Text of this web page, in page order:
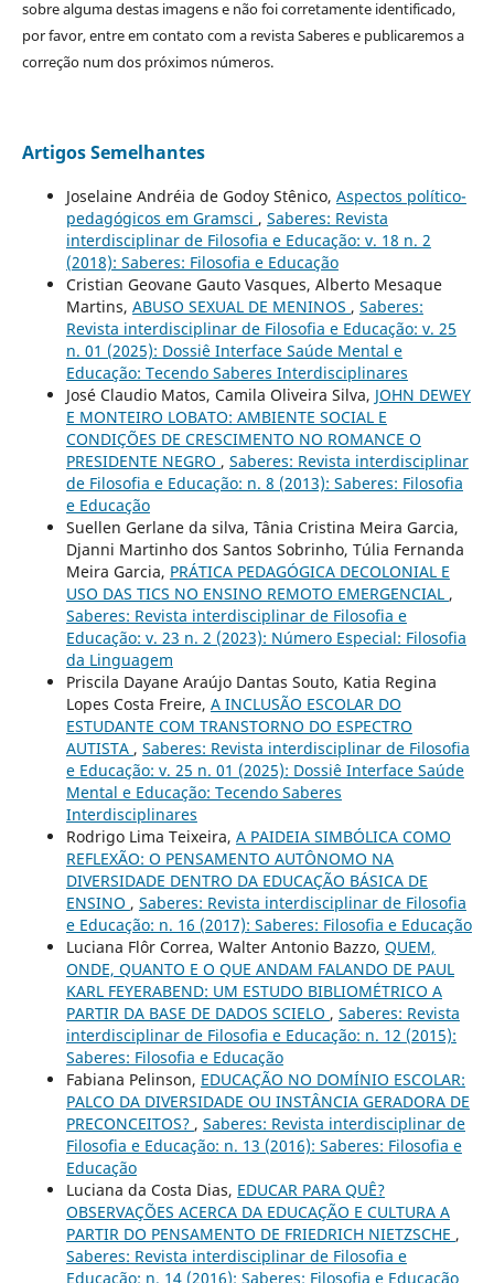
sobre alguma destas imagens e não foi corretamente identificado,
por favor, entre em contato com a revista Saberes e publicaremos a
correção num dos próximos números.
Artigos Semelhantes
Joselaine Andréia de Godoy Stênico, Aspectos político-
pedagógicos em Gramsci , Saberes: Revista
interdisciplinar de Filosofia e Educação: v. 18 n. 2
(2018): Saberes: Filosofia e Educação
Cristian Geovane Gauto Vasques, Alberto Mesaque
Martins, ABUSO SEXUAL DE MENINOS , Saberes:
Revista interdisciplinar de Filosofia e Educação: v. 25
n. 01 (2025): Dossiê Interface Saúde Mental e
Educação: Tecendo Saberes Interdisciplinares
José Claudio Matos, Camila Oliveira Silva, JOHN DEWEY
E MONTEIRO LOBATO: AMBIENTE SOCIAL E
CONDIÇÕES DE CRESCIMENTO NO ROMANCE O
PRESIDENTE NEGRO , Saberes: Revista interdisciplinar
de Filosofia e Educação: n. 8 (2013): Saberes: Filosofia
e Educação
Suellen Gerlane da silva, Tânia Cristina Meira Garcia,
Djanni Martinho dos Santos Sobrinho, Túlia Fernanda
Meira Garcia, PRÁTICA PEDAGÓGICA DECOLONIAL E
USO DAS TICS NO ENSINO REMOTO EMERGENCIAL ,
Saberes: Revista interdisciplinar de Filosofia e
Educação: v. 23 n. 2 (2023): Número Especial: Filosofia
da Linguagem
Priscila Dayane Araújo Dantas Souto, Katia Regina
Lopes Costa Freire, A INCLUSÃO ESCOLAR DO
ESTUDANTE COM TRANSTORNO DO ESPECTRO
AUTISTA , Saberes: Revista interdisciplinar de Filosofia
e Educação: v. 25 n. 01 (2025): Dossiê Interface Saúde
Mental e Educação: Tecendo Saberes
Interdisciplinares
Rodrigo Lima Teixeira, A PAIDEIA SIMBÓLICA COMO
REFLEXÃO: O PENSAMENTO AUTÔNOMO NA
DIVERSIDADE DENTRO DA EDUCAÇÃO BÁSICA DE
ENSINO , Saberes: Revista interdisciplinar de Filosofia
e Educação: n. 16 (2017): Saberes: Filosofia e Educação
Luciana Flôr Correa, Walter Antonio Bazzo, QUEM,
ONDE, QUANTO E O QUE ANDAM FALANDO DE PAUL
KARL FEYERABEND: UM ESTUDO BIBLIOMÉTRICO A
PARTIR DA BASE DE DADOS SCIELO , Saberes: Revista
interdisciplinar de Filosofia e Educação: n. 12 (2015):
Saberes: Filosofia e Educação
Fabiana Pelinson, EDUCAÇÃO NO DOMÍNIO ESCOLAR:
PALCO DA DIVERSIDADE OU INSTÂNCIA GERADORA DE
PRECONCEITOS? , Saberes: Revista interdisciplinar de
Filosofia e Educação: n. 13 (2016): Saberes: Filosofia e
Educação
Luciana da Costa Dias, EDUCAR PARA QUÊ?
OBSERVAÇÕES ACERCA DA EDUCAÇÃO E CULTURA A
PARTIR DO PENSAMENTO DE FRIEDRICH NIETZSCHE ,
Saberes: Revista interdisciplinar de Filosofia e
Educação: n. 14 (2016): Saberes: Filosofia e Educação